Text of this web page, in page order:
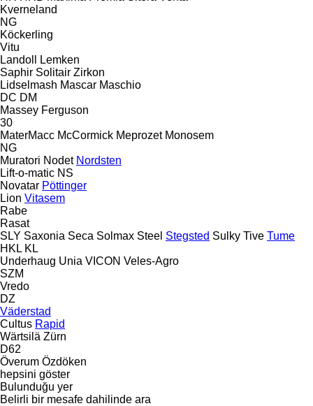
Kverneland
NG
Köckerling
Vitu
Landoll
Lemken
Saphir Solitair Zirkon
Lidselmash Mascar Maschio
DC DM
Massey Ferguson
30
MaterMacc McCormick Meprozet Monosem
NG
Muratori Nodet Nordsten
Lift-o-matic NS
Novatar Pöttinger
Lion Vitasem
Rabe
Rasat
SLY Saxonia Seca Solmax Steel Stegsted Sulky Tive Tume
HKL KL
Underhaug Unia VICON Veles-Agro
SZM
Vredo
DZ
Väderstad
Cultus Rapid
Wärtsilä Zürn
D62
Överum Özdöken
hepsini göster
Bulunduğu yer
Belirli bir mesafe dahilinde ara